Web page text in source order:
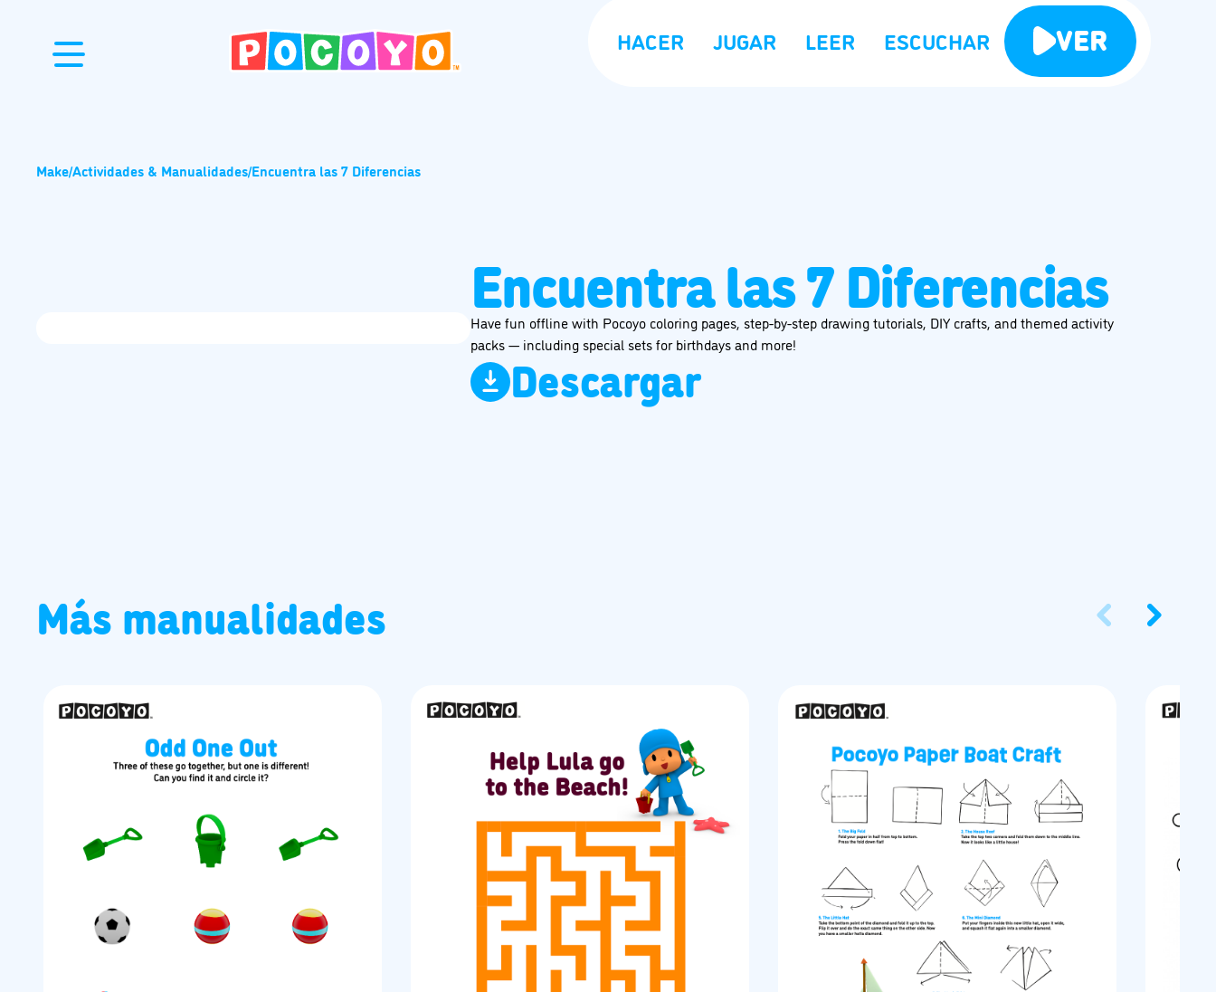
HACER JUGAR LEER ESCUCHAR VER
Make/Actividades & Manualidades/Encuentra las 7 Diferencias
Encuentra las 7 Diferencias
Have fun offline with Pocoyo coloring pages, step-by-step drawing tutorials, DIY crafts, and themed activity
packs — including special sets for birthdays and more!
Descargar
Más manualidades